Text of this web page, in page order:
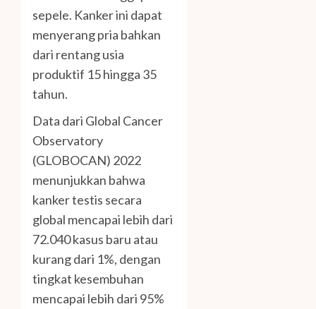
sepele. Kanker ini dapat
menyerang pria bahkan
dari rentang usia
produktif 15 hingga 35
tahun.
Data dari Global Cancer
Observatory
(GLOBOCAN) 2022
menunjukkan bahwa
kanker testis secara
global mencapai lebih dari
72.040 kasus baru atau
kurang dari 1%, dengan
tingkat kesembuhan
mencapai lebih dari 95%